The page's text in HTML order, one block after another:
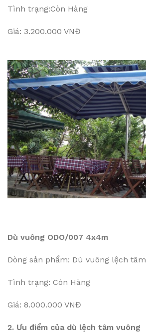
Tình trạng:Còn Hàng
Giá: 3.200.000 VNĐ
Dù vuông ODO/007 4x4m
Dòng sản phẩm: Dù vuông lệch tâm
Tình trạng: Còn Hàng
Giá: 8.000.000 VNĐ
2. Ưu điểm của dù lệch tâm vuông